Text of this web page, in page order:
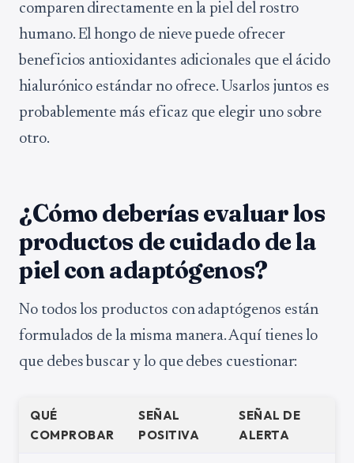
comparen directamente en la piel del rostro
humano. El hongo de nieve puede ofrecer
beneficios antioxidantes adicionales que el ácido
hialurónico estándar no ofrece. Usarlos juntos es
probablemente más eficaz que elegir uno sobre
otro.
¿Cómo deberías evaluar los
productos de cuidado de la
piel con adaptógenos?
No todos los productos con adaptógenos están
formulados de la misma manera. Aquí tienes lo
que debes buscar y lo que debes cuestionar:
QUÉ
COMPROBAR
SEÑAL
POSITIVA
SEÑAL DE
ALERTA